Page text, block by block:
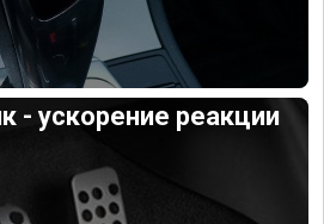
- ускорение реакции